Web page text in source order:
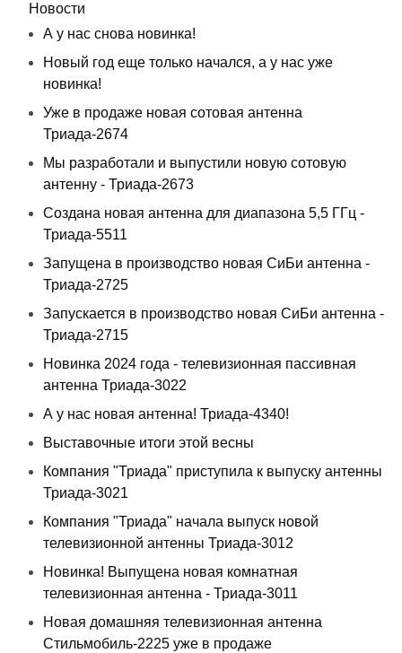
Новости
А у нас снова новинка!
Новый год еще только начался, а у нас уже
новинка!
Уже в продаже новая сотовая антенна
Триада-2674
Мы разработали и выпустили новую сотовую
антенну - Триада-2673
Создана новая антенна для диапазона 5,5 ГГц -
Триада-5511
Запущена в производство новая СиБи антенна -
Триада-2725
Запускается в производство новая СиБи антенна -
Триада-2715
Новинка 2024 года - телевизионная пассивная
антенна Триада-3022
А у нас новая антенна! Триада-4340!
Выставочные итоги этой весны
Компания "Триада" приступила к выпуску антенны
Триада-3021
Компания "Триада" начала выпуск новой
телевизионной антенны Триада-3012
Новинка! Выпущена новая комнатная
телевизионная антенна - Триада-3011
Новая домашняя телевизионная антенна
Стильмобиль-2225 уже в продаже